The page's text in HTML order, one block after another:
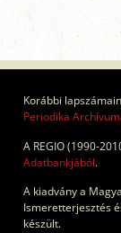
Korábbi
Periodika
A REGIO (1990-
Adatbankjából.
A kiadvány a
Ismeretterjesztés
készült.